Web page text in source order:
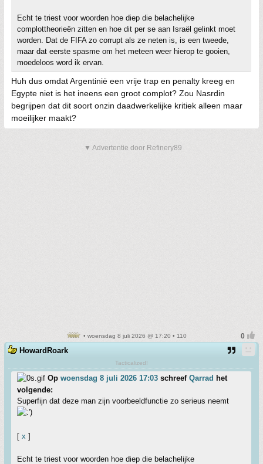
Echt te triest voor woorden hoe diep die belachelijke
complottheorieën zitten en hoe dit per se aan Israël gelinkt moet
worden. Dat de FIFA zo corrupt als ze neten is, is een tweede,
maar dat eerste spasme om het meteen weer hierop te gooien,
moedeloos word ik ervan.
Huh dus omdat Argentinië een vrije trap en penalty kreeg en
Egypte niet is het ineens een groot complot? Zou Nasrdin
begrijpen dat dit soort onzin daadwerkelijke kritiek alleen maar
moeilijker maakt?
▼ Advertentie door Refinery89
• woensdag 8 juli 2026 @ 17:20 • 110
HowardRoark
Tacticalized!
Op woensdag 8 juli 2026 17:03 schreef Qarrad het
volgende:
Superfijn dat deze man zijn voorbeeldfunctie zo serieus neemt
[ x ]
Echt te triest voor woorden hoe diep die belachelijke